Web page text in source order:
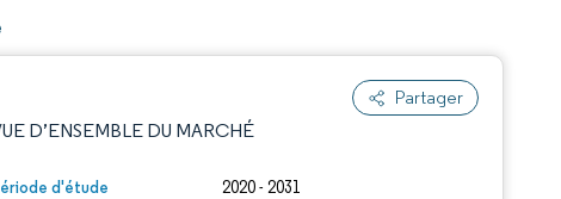
Partager
D’ENSEMBLE DU MARCHÉ
d'étude 2020 - 2031